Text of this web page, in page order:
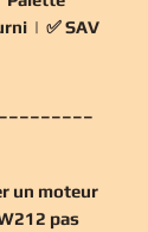
| ✅SAV
un moteur
pas